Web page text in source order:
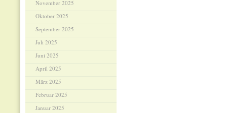
November 2025
Oktober 2025
September 2025
Juli 2025
Juni 2025
April 2025
März 2025
Februar 2025
Januar 2025